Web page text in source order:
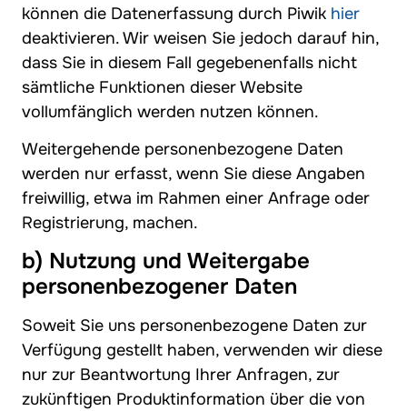
können die Datenerfassung durch Piwik hier
deaktivieren. Wir weisen Sie jedoch darauf hin,
dass Sie in diesem Fall gegebenenfalls nicht
sämtliche Funktionen dieser Website
vollumfänglich werden nutzen können.
Weitergehende personenbezogene Daten
werden nur erfasst, wenn Sie diese Angaben
freiwillig, etwa im Rahmen einer Anfrage oder
Registrierung, machen.
b) Nutzung und Weitergabe
personenbezogener Daten
Soweit Sie uns personenbezogene Daten zur
Verfügung gestellt haben, verwenden wir diese
nur zur Beantwortung Ihrer Anfragen, zur
zukünftigen Produktinformation über die von